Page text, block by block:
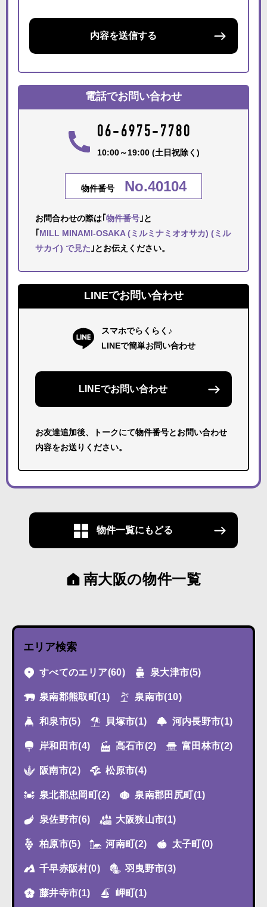
内容を送信する
電話でお問い合わせ
06-6975-7780
10:00～19:00 (土日祝除く)
物件番号 No.40104
お問合わせの際は｢ 物件番号 ｣と
MILL MINAMI-OSAKA (ミルミナミオオサカ) (ミル
サカイ) で見た ｣とお伝えください。
LINEでお問い合わせ
スマホでらくらく♪
LINEで簡単お問い合わせ
LINEでお問い合わせ
お友達追加後、トークにて物件番号とお問い合わせ
内容をお送りください。
物件一覧にもどる
南大阪の物件一覧
エリア検索
すべてのエリア(60) 泉大津市(5)
泉南郡熊取町(1) 泉南市(10)
和泉市(5) 貝塚市(1) 河内長野市(1)
岸和田市(4) 高石市(2) 富田林市(2)
阪南市(2) 松原市(4)
泉北郡忠岡町(2) 泉南郡田尻町(1)
泉佐野市(6) 大阪狭山市(1)
柏原市(5) 河南町(2) 太子町(0)
千早赤阪村(0) 羽曳野市(3)
藤井寺市(1) 岬町(1)